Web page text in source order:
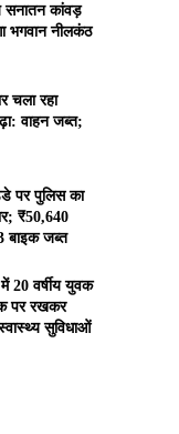
सनातन कांवड़
भगवान नीलकंठ
चला रहा
वाहन जब्त;
पर पुलिस का
₹50,640
बाइक जब्त
20 वर्षीय युवक
पर रखकर
सुविधाओं